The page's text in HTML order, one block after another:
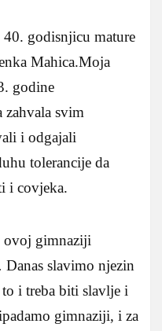
godisnjicu mature
Mahica.Moja
godine
zahvala svim
i odgajali
tolerancije da
i covjeka.
ovoj gimnaziji
slavimo njezin
i treba biti slavlje i
gimnaziji, i za